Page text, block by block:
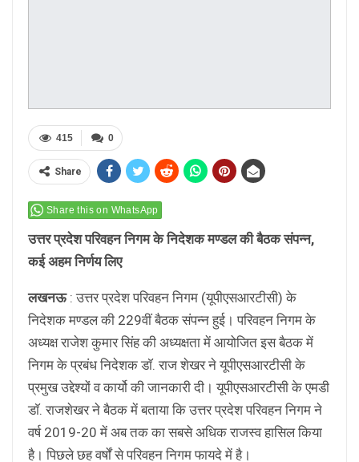
0
415
Share
Share this on WhatsApp
उत्तर प्रदेश परिवहन निगम के निदेशक मण्डल की बैठक संपन्न,
कई अहम निर्णय लिए
लखनऊ: उत्तर प्रदेश परिवहन निगम (यूपीएसआरटीसी) के
निदेशक मण्डल की 229वीं बैठक संपन्न हुई। परिवहन निगम के
अध्यक्ष राजेश कुमार सिंह की अध्यक्षता में आयोजित इस बैठक में
निगम के प्रबंध निदेशक डाॅ. राज शेखर ने यूपीएसआरटीसी के
प्रमुख उद्देश्यों व कार्यो की जानकारी दी। यूपीएसआरटीसी के एमडी
डाॅ. राजशेखर ने बैठक में बताया कि उत्तर प्रदेश परिवहन निगम ने
वर्ष 2019-20 में अब तक का सबसे अधिक राजस्व हासिल किया
है। पिछले छह वर्षों से परिवहन निगम फायदे में है।